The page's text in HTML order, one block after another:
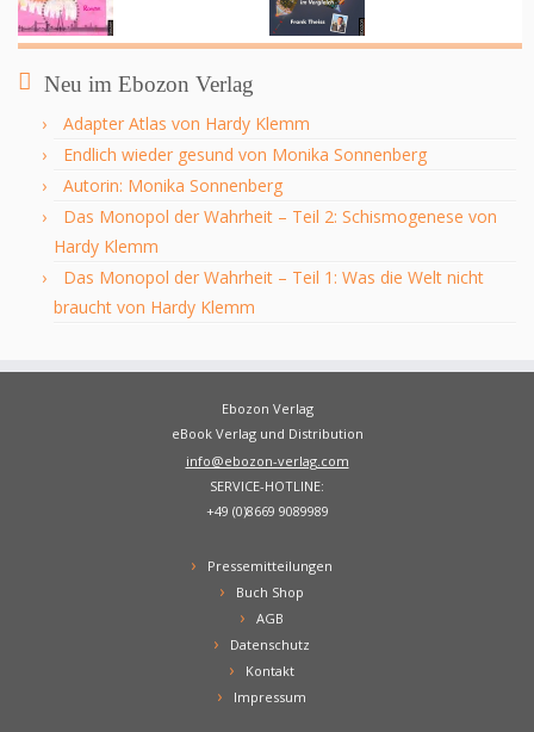
Neu im Ebozon Verlag
Adapter Atlas von Hardy Klemm
Endlich wieder gesund von Monika Sonnenberg
Autorin: Monika Sonnenberg
Das Monopol der Wahrheit – Teil 2: Schismogenese von
Hardy Klemm
Das Monopol der Wahrheit – Teil 1: Was die Welt nicht
braucht von Hardy Klemm
Ebozon Verlag
eBook Verlag und Distribution
info@ebozon-verlag.com
SERVICE-HOTLINE:
+49 (0)8669 9089989
Pressemitteilungen
Buch Shop
AGB
Datenschutz
Kontakt
Impressum